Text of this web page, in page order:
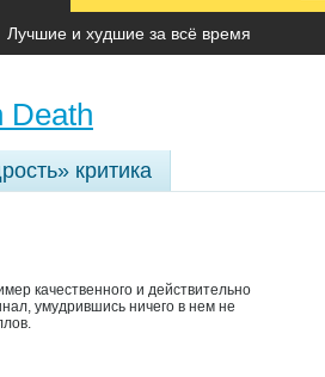
Лучшие и худшие за всё время
Death
критика
качественного и действительно
умудрившись ничего в нем не